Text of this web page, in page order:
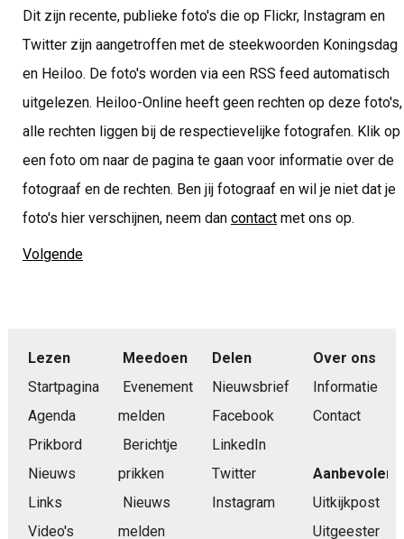
Dit zijn recente, publieke foto's die op Flickr, Instagram en
Twitter zijn aangetroffen met de steekwoorden Koningsdag
en Heiloo. De foto's worden via een RSS feed automatisch
uitgelezen. Heiloo-Online heeft geen rechten op deze foto's,
alle rechten liggen bij de respectievelijke fotografen. Klik op
een foto om naar de pagina te gaan voor informatie over de
fotograaf en de rechten. Ben jij fotograaf en wil je niet dat je
foto's hier verschijnen, neem dan contactmet ons op.
Volgende
Lezen
Startpagina
Agenda
Prikbord
Nieuws
Links
Video's
Meedoen
Evenement
melden
Berichtje
prikken
Nieuws
melden
Delen
Nieuwsbrief
Facebook
LinkedIn
Twitter
Instagram
Over ons
Informatie
Contact
Aanbevolen
Uitkijkpost
Uitgeester